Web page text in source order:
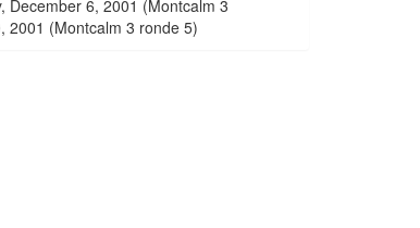
December 6, 2001 (Montcalm 3
2001 (Montcalm 3 ronde 5)